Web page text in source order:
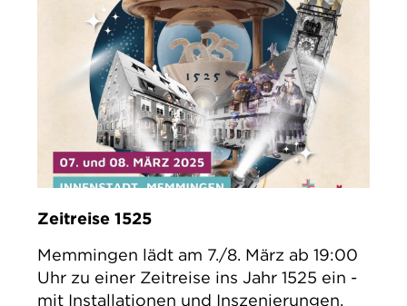
Zeitreise 1525
Memmingen lädt am 7./8. März ab 19:00
Uhr zu einer Zeitreise ins Jahr 1525 ein -
mit Installationen und Inszenierungen,